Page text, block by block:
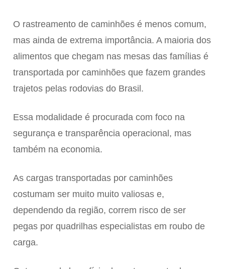
O rastreamento de caminhões é menos comum,
mas ainda de extrema importância. A maioria dos
alimentos que chegam nas mesas das famílias é
transportada por caminhões que fazem grandes
trajetos pelas rodovias do Brasil.
Essa modalidade é procurada com foco na
segurança e transparência operacional, mas
também na economia.
As cargas transportadas por caminhões
costumam ser muito muito valiosas e,
dependendo da região, correm risco de ser
pegas por quadrilhas especialistas em roubo de
carga.